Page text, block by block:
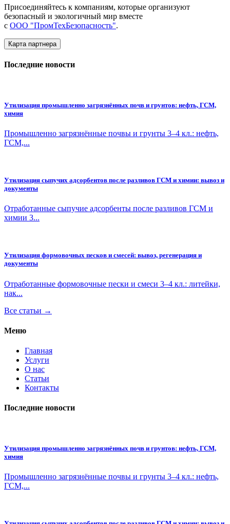
Присоединяйтесь к компаниям, которые организуют
безопасный и экологичный мир вместе
с ООО "ПромТехБезопасность".
Карта партнера
Последние новости
Утилизация промышленно загрязнённых почв и грунтов: нефть, ГСМ,
химия
Промышленно загрязнённые почвы и грунты 3–4 кл.: нефть,
ГСМ,...
Утилизация сыпучих адсорбентов после разливов ГСМ и химии: вывоз и
документы
Отработанные сыпучие адсорбенты после разливов ГСМ и
химии 3...
Утилизация формовочных песков и смесей: вывоз, регенерация и
документы
Отработанные формовочные пески и смеси 3–4 кл.: литейки,
нак...
Все статьи →
Меню
Главная
Услуги
О нас
Статьи
Контакты
Последние новости
Утилизация промышленно загрязнённых почв и грунтов: нефть, ГСМ,
химия
Промышленно загрязнённые почвы и грунты 3–4 кл.: нефть,
ГСМ,...